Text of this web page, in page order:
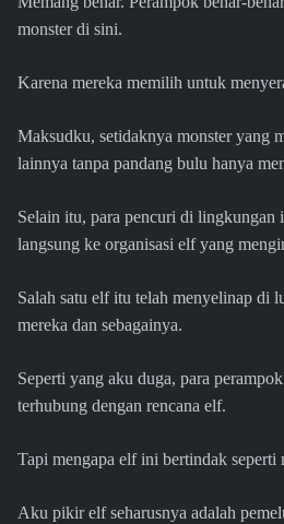
monster di sini.
Karena mereka memilih untuk
Maksudku, setidaknya monster yang
lainnya tanpa pandang bulu hanya
Selain itu, para pencuri di lingkungan
langsung ke organisasi elf yang
Salah satu elf itu telah menyelinap di
mereka dan sebagainya.
Seperti yang aku duga, para
terhubung dengan rencana elf.
Tapi mengapa elf ini bertindak seperti
Aku pikir elf seharusnya adalah